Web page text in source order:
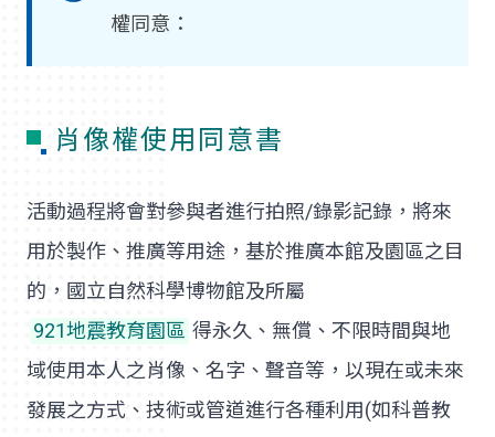
權同意：
肖像權使用同意書
活動過程將會對參與者進行拍照/錄影記錄，將來
用於製作、推廣等用途，基於推廣本館及園區之目
的，國立自然科學博物館及所屬
921地震教育園區 得永久、無償、不限時間與地
域使用本人之肖像、名字、聲音等，以現在或未來
發展之方式、技術或管道進行各種利用(如科普教